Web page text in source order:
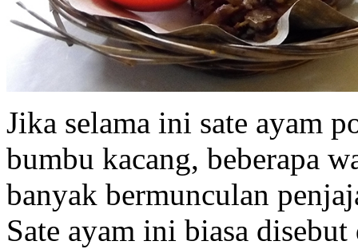
Jika selama ini sate ayam
bumbu kacang, beberapa
banyak bermunculan
Sate ayam ini biasa disebut